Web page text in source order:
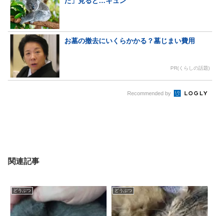
お墓の撤去にいくらかかる？墓じまい費用
PR(くらしの話題)
Recommended by
関連記事
どうぶつ どうぶつ